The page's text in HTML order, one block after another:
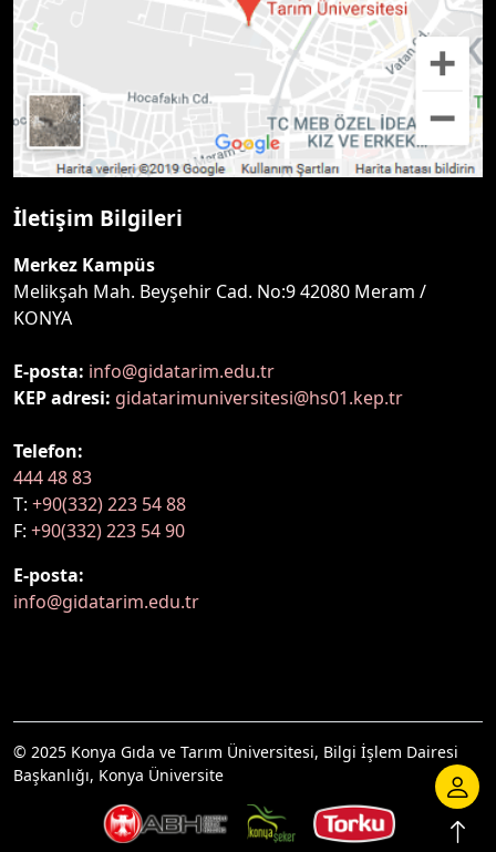
İletişim Bilgileri
Merkez Kampüs
Melikşah Mah. Beyşehir Cad. No:9 42080 Meram /
KONYA
E-posta: info@gidatarim.edu.tr
KEP adresi: gidatarimuniversitesi@hs01.kep.tr
Telefon:
444 48 83
T: +90(332) 223 54 88
F: +90(332) 223 54 90
E-posta:
info@gidatarim.edu.tr
© 2025 Konya Gıda ve Tarım Üniversitesi, Bilgi İşlem Dairesi
Başkanlığı, Konya Üniversite